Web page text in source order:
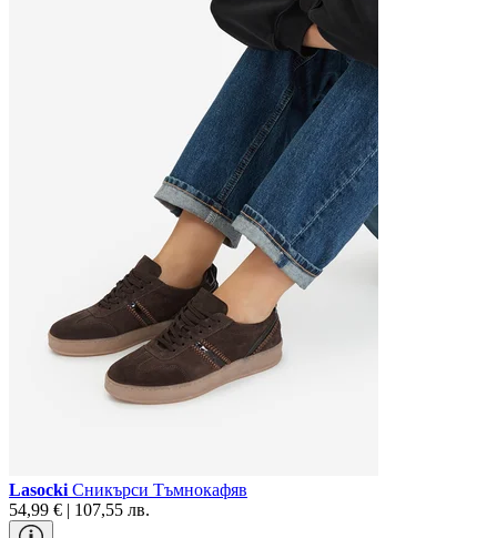
Lasocki Сникърси Тъмнокафяв
54,99 € | 107,55 лв.